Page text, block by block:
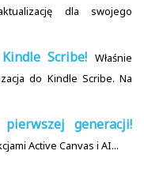
dla swojego
Scribe! Właśnie
do Kindle Scribe. Na
generacji!
Active Canvas i AI...